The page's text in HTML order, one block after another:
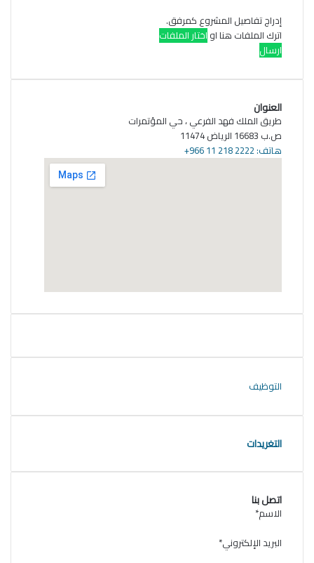
إدراج تفاصيل المشروع كمرفق.
اترك الملفات هنا او
العنوان
طريق الملك فهد الفرعي ، حي المؤتمرات
ص.ب 16683 الرياض 11474
هاتف: 2222 218 11 966+
التوظيف
التغريدات
اتصل بنا
الاسم*
البريد الإلكتروني*